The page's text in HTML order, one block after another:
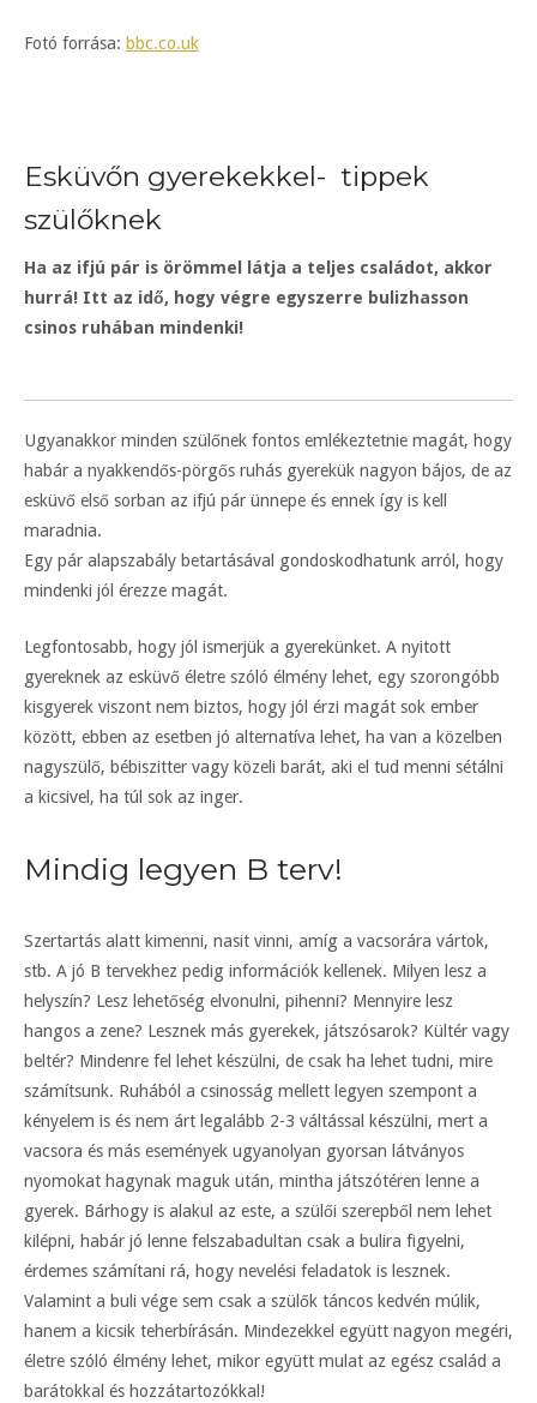
Fotó forrása: bbc.co.uk
Esküvőn gyerekekkel- tippek
szülőknek
Ha az ifjú pár is örömmel látja a teljes családot, akkor
hurrá! Itt az idő, hogy végre egyszerre bulizhasson
csinos ruhában mindenki!
Ugyanakkor minden szülőnek fontos emlékeztetnie magát, hogy
habár a nyakkendős-pörgős ruhás gyerekük nagyon bájos, de az
esküvő első sorban az ifjú pár ünnepe és ennek így is kell
maradnia.
Egy pár alapszabály betartásával gondoskodhatunk arról, hogy
mindenki jól érezze magát.
Legfontosabb, hogy jól ismerjük a gyerekünket. A nyitott
gyereknek az esküvő életre szóló élmény lehet, egy szorongóbb
kisgyerek viszont nem biztos, hogy jól érzi magát sok ember
között, ebben az esetben jó alternatíva lehet, ha van a közelben
nagyszülő, bébiszitter vagy közeli barát, aki el tud menni sétálni
a kicsivel, ha túl sok az inger.
Mindig legyen B terv!
Szertartás alatt kimenni, nasit vinni, amíg a vacsorára vártok,
stb. A jó B tervekhez pedig információk kellenek. Milyen lesz a
helyszín? Lesz lehetőség elvonulni, pihenni? Mennyire lesz
hangos a zene? Lesznek más gyerekek, játszósarok? Kültér vagy
beltér? Mindenre fel lehet készülni, de csak ha lehet tudni, mire
számítsunk. Ruhából a csinosság mellett legyen szempont a
kényelem is és nem árt legalább 2-3 váltással készülni, mert a
vacsora és más események ugyanolyan gyorsan látványos
nyomokat hagynak maguk után, mintha játszótéren lenne a
gyerek. Bárhogy is alakul az este, a szülői szerepből nem lehet
kilépni, habár jó lenne felszabadultan csak a bulira figyelni,
érdemes számítani rá, hogy nevelési feladatok is lesznek.
Valamint a buli vége sem csak a szülők táncos kedvén múlik,
hanem a kicsik teherbírásán. Mindezekkel együtt nagyon megéri,
életre szóló élmény lehet, mikor együtt mulat az egész család a
barátokkal és hozzátartozókkal!